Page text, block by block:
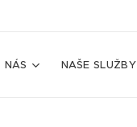
NÁS NAŠE SLUŽBY